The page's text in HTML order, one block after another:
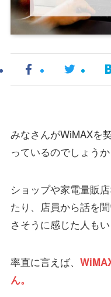
みなさんがWiMAXを
っているのでしょうか
ショップや家電量販
たり、店員から話を
さそうに感じた人もい
率直に言えば、
ん。